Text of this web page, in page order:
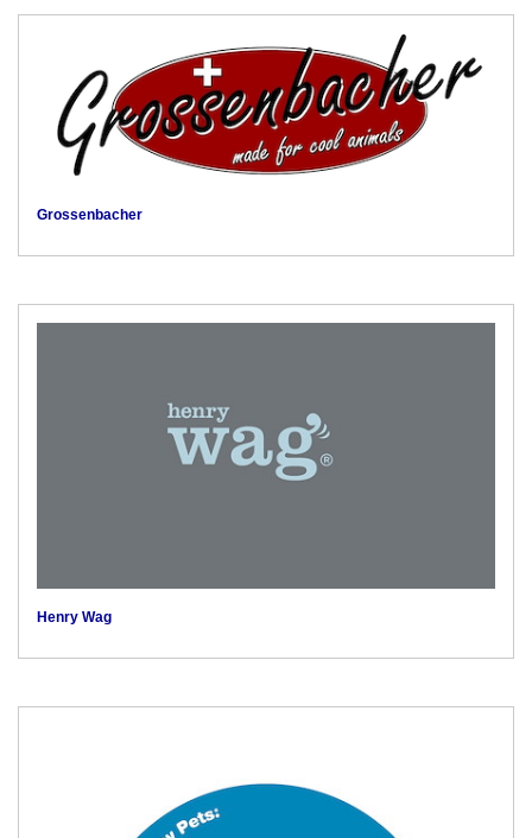
Grossenbacher
Henry Wag